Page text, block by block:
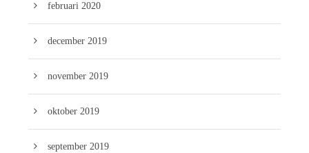
februari 2020
december 2019
november 2019
oktober 2019
september 2019